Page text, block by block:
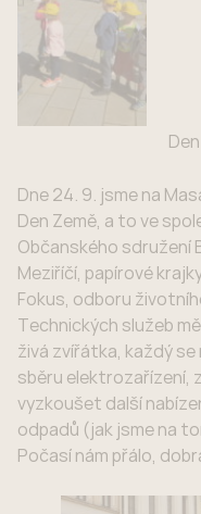
Dne 24. 9. jsme na
Den Země, a to ve
Občanského sdružení
Meziříčí, papírové
Fokus, odboru
Technických služeb
živá zvířátka, každý
sběru elektrozařízení,
vyzkoušet další
odpadů (jak jsme na
Počasí nám přálo,